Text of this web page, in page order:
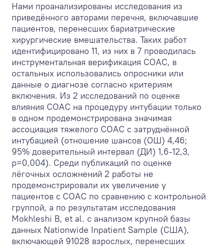
Нами проанализированы исследования из
приведённого авторами перечня, включавшие
пациентов, перенесших бариатрические
хирургические вмешательства. Таких работ
идентифицировано 11, из них в 7 проводилась
инструментальная верификация СОАС, в
остальных использовались опросники или
данные о диагнозе согласно критериям
включения. Из 2 исследований по оценке
влияния СОАС на процедуру интубации только
в одном продемонстрирована значимая
ассоциация тяжелого СОАС с затруднённой
интубацией (отношение шансов (ОШ) 4,46;
95% доверительный интервал (ДИ) 1,6-12,3,
р=0,004). Среди публикаций по оценке
лёгочных осложнений 2 работы не
продемонстрировали их увеличение у
пациентов с СОАС по сравнению с контрольной
группой, а по результатам исследования
Mokhleshi B, et al. с анализом крупной базы
данных Nationwide Inpatient Sample (США),
включающей 91028 взрослых, перенесших